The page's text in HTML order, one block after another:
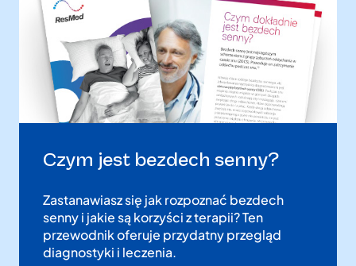
Czym jest bezdech senny?
Zastanawiasz się jak rozpoznać bezdech
senny i jakie są korzyści z terapii? Ten
przewodnik oferuje przydatny przegląd
diagnostyki i leczenia.